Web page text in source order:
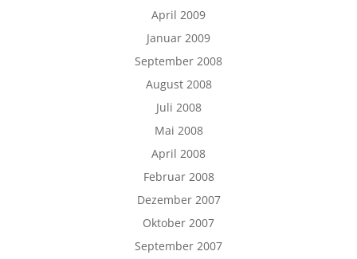
April 2009
Januar 2009
September 2008
August 2008
Juli 2008
Mai 2008
April 2008
Februar 2008
Dezember 2007
Oktober 2007
September 2007